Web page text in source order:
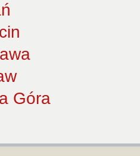
Góra